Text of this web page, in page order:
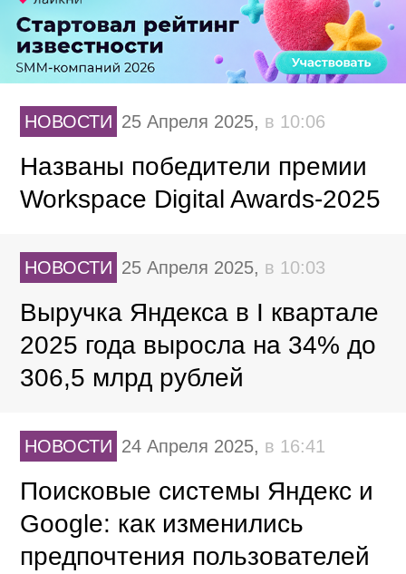
НОВОСТИ 25 Апреля 2025, в 10:06
Названы победители премии
Workspace Digital Awards-2025
НОВОСТИ 25 Апреля 2025, в 10:03
Выручка Яндекса в I квартале
2025 года выросла на 34% до
306,5 млрд рублей
НОВОСТИ 24 Апреля 2025, в 16:41
Поисковые системы Яндекс и
Google: как изменились
предпочтения пользователей